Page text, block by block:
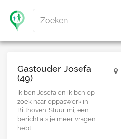
Zoeken
Gastouder Josefa
(49)
Ik ben Josefa en ik ben op
zoek naar oppaswerk in
Bilthoven. Stuur mij een
bericht als je meer vragen
hebt.